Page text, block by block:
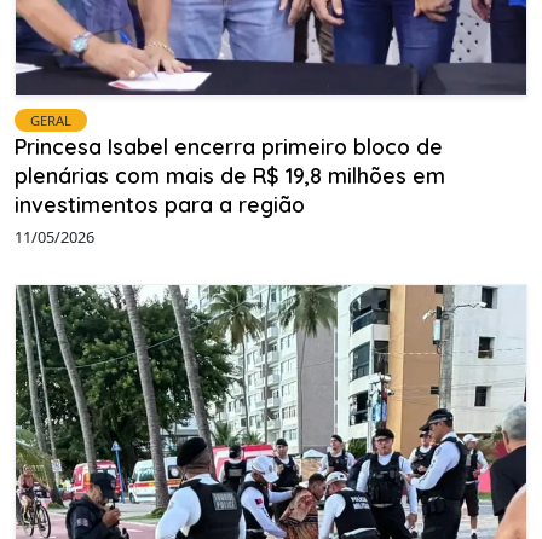
GERAL
Princesa Isabel encerra primeiro bloco de
plenárias com mais de R$ 19,8 milhões em
investimentos para a região
11/05/2026